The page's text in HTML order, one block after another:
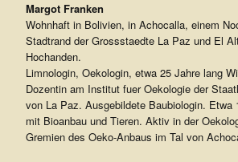
Margot Franken
Wohnhaft in Bolivien, in Achocalla, einem
Stadtrand der Grossstaedte La Paz und El
Hochanden.
Limnologin, Oekologin, etwa 25 Jahre lang
Dozentin am Institut fuer Oekologie der
von La Paz. Ausgebildete Baubiologin. Etwa
mit Bioanbau und Tieren. Aktiv in der
Gremien des Oeko-Anbaus im Tal von